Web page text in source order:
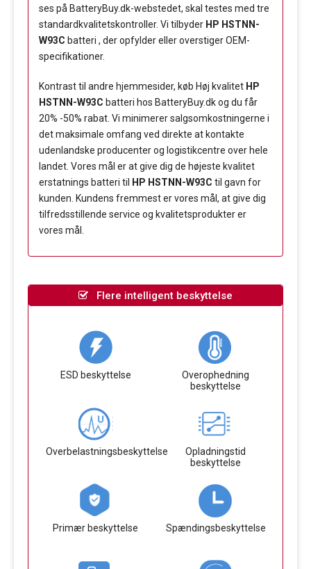
ses på BatteryBuy.dk-webstedet, skal testes med tre
standardkvalitetskontroller. Vi tilbyder HP HSTNN-
W93C batteri , der opfylder eller overstiger OEM-
specifikationer.
Kontrast til andre hjemmesider, køb Høj kvalitet HP
HSTNN-W93C batteri hos BatteryBuy.dk og du får
20% -50% rabat. Vi minimerer salgsomkostningerne i
det maksimale omfang ved direkte at kontakte
udenlandske producenter og logistikcentre over hele
landet. Vores mål er at give dig de højeste kvalitet
erstatnings batteri til
HP HSTNN-W93C til gavn for
kunden. Kundens fremmest er vores mål, at give dig
tilfredsstillende service og kvalitetsprodukter er
vores mål.
Flere intelligent beskyttelse
ESD beskyttelse
Overophedning
beskyttelse
Overbelastningsbeskyttelse
Opladningstid
beskyttelse
Primær beskyttelse Spændingsbeskyttelse